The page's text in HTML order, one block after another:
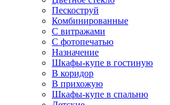
Пескоструй
Комбинированные
С витражами
С фотопечатью
Назначение
Шкафы-купе в гостиную
В коридор
В прихожую
Шкафы-купе в спальню